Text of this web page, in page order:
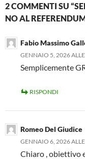
2 COMMENTI SU
NO AL
Fabio Massimo
GENNAIO 5, 2026
Semplicemente
RISPONDI
Romeo Del Giudice
GENNAIO 6, 2026
Chiaro , obiettivo